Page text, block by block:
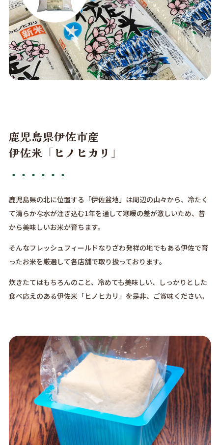
鹿児島県伊佐市産
伊佐米「ヒノヒカリ」
鹿児島県の北に位置する「伊佐盆地」は周辺の山々から、冷たく
て清らかな水が注ぎ込む1年を通して寒暖の差が激しいため、昔
から美味しいお米が育ちます。
そんなフレッシュフィールドなりざわ発祥の地でもある伊佐で育
ったお米を厳選して各店舗で取り扱っております。
炊きたてはもちろんのこと、冷めても美味しい、しっかりとした
食べ応えのある伊佐米「ヒノヒカリ」を是非、ご賞味ください。